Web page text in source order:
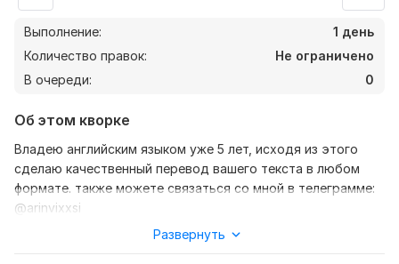
Выполнение:
1 день
Количество правок:
Не ограничено
В очереди:
0
Об этом кворке
Владею английским языком уже 5 лет, исходя из этого
сделаю качественный перевод вашего текста в любом
формате. также можете связаться со мной в телеграмме:
@arinvixxsi
Развернуть